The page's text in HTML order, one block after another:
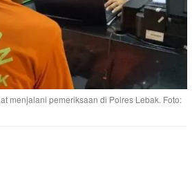
menjalani pemeriksaan di Polres Lebak. Foto: